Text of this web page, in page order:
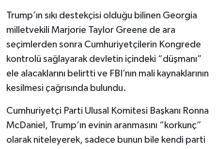
Trump’ın sıkı destekçisi olduğu bilinen Georgia
milletvekili Marjorie Taylor Greene de ara
seçimlerden sonra Cumhuriyetçilerin Kongrede
kontrolü sağlayarak devletin içindeki “düşmanı”
ele alacaklarını belirtti ve FBI’nın mali kaynaklarının
kesilmesi çağrısında bulundu.
Cumhuriyetçi Parti Ulusal Komitesi Başkanı Ronna
McDaniel, Trump’ın evinin aranmasını “korkunç”
olarak niteleyerek, sadece bunun bile kendi parti